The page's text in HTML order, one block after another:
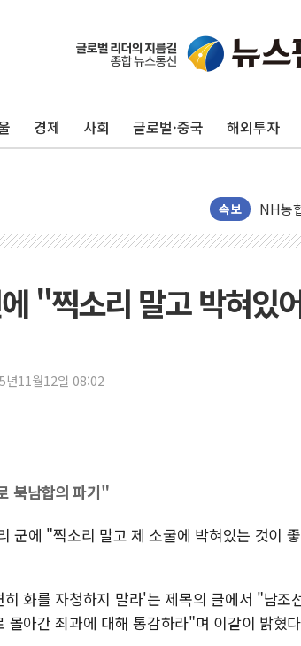
경제 사회 글로벌·중국 해외투자
속보
전남
'해병
헥토이
NH농
민병덕
종합특
코스피
창호
장동혁
日,
경찰,
"찍소리 말고 박혀있
년11월12일 08:02
북남합의 파기"
군에 "찍소리 말고 제 소굴에 박혀있는 것이
화를 자청하지 말라'는 제목의 글에서 "남조
아간 죄과에 대해 통감하라"며 이같이 밝혔